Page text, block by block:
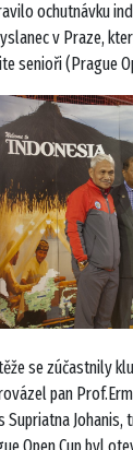
ochutnávku
v Praze,
senioři (Prague
se zúčastnily
pan
Supriatna Johanis,